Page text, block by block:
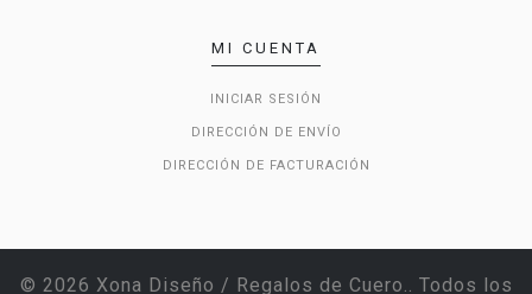
MI CUENTA
INICIAR SESIÓN
DIRECCIÓN DE ENVÍO
DIRECCIÓN DE FACTURACIÓN
© 2026 Xona Diseño / Regalos de Cuero.. Todos los